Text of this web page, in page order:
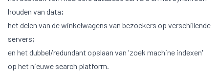
houden van data;
het delen van de winkelwagens van bezoekers op verschillende
servers;
en het dubbel/redundant opslaan van 'zoek machine indexen'
op het nieuwe search platform.